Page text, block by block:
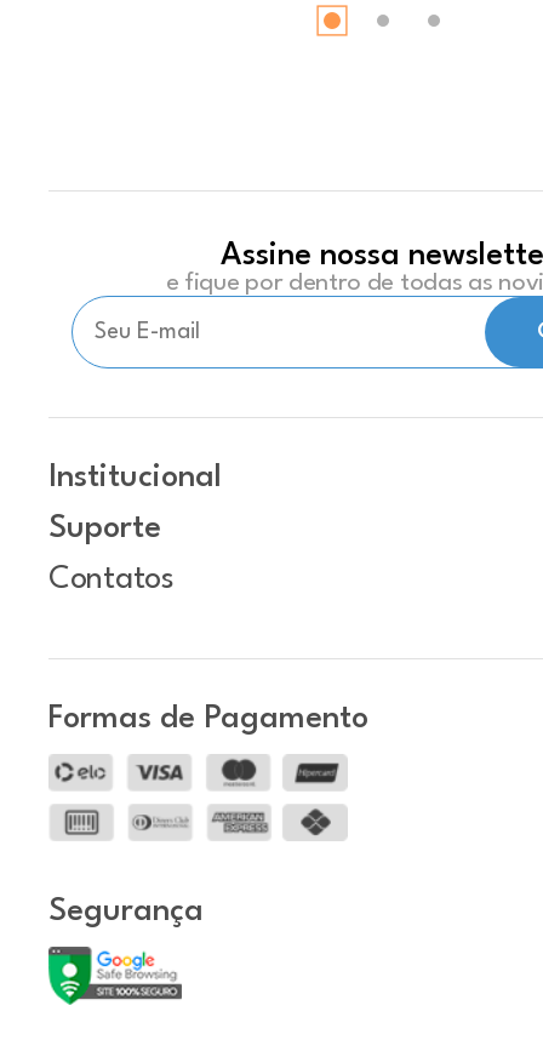
Assine nossa
e fique por dentro de todas as
Institucional
Suporte
Contatos
Formas de Pagamento
Segurança